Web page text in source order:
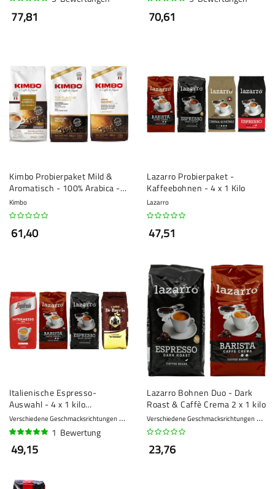
77,81 70,61
Kimbo Probierpaket Mild &
Aromatisch - 100% Arabica - 3
x 1 Kilo
Kimbo
61,40
Lazarro Probierpaket -
Kaffeebohnen - 4 x 1 Kilo
Lazarro
47,51
Italienische Espresso-
Auswahl - 4 x 1 kilo
Kaffeebohnen
Verschiedene Geschmacksrichtungen 7 - Kräftig
100%
1 Bewertung
49,15
Lazarro Bohnen Duo - Dark
Roast & Caffè Crema 2 x 1 kilo
Verschiedene Geschmacksrichtungen 8 -
23,76